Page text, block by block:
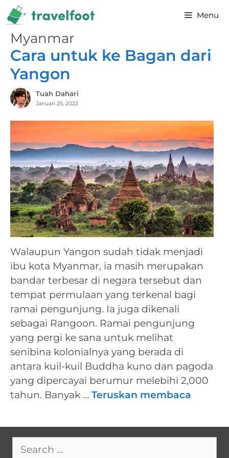
Skip
to
content
Menu
Myanmar
Cara untuk ke Bagan dari
Yangon
Tuah Dahari
Januari 25, 2022
Walaupun Yangon sudah tidak menjadi
ibu kota Myanmar, ia masih merupakan
bandar terbesar di negara tersebut dan
tempat permulaan yang terkenal bagi
ramai pengunjung. Ia juga dikenali
sebagai Rangoon. Ramai pengunjung
yang pergi ke sana untuk melihat
senibina kolonialnya yang berada di
antara kuil-kuil Buddha kuno dan pagoda
yang dipercayai berumur melebihi 2,000
tahun. Banyak … Teruskan membaca
for: